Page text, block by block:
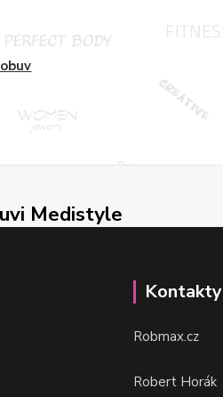
Medistyle
Kontakty
Robmax.cz
Robert Horák